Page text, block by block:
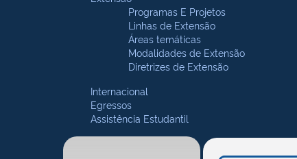
Programas E Projetos
Linhas de Extensão
Áreas temáticas
Modalidades de Extensão
Diretrizes de Extensão
Internacional
Egressos
Assistência Estudantil